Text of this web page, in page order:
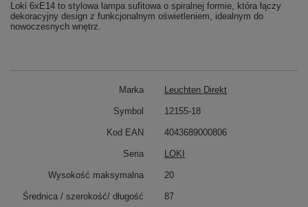
Loki 6xE14 to stylowa lampa sufitowa o spiralnej formie, która łączy
dekoracyjny design z funkcjonalnym oświetleniem, idealnym do
nowoczesnych wnętrz.
Marka Leuchten Direkt
Symbol 12155-18
Kod EAN 4043689000806
Seria LOKI
Wysokość maksymalna 20
Średnica / szerokość/ długość
87